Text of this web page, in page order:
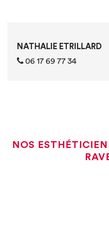
NATHALIE ETRILLARD
‭06 17 69 77 34‬
NOS